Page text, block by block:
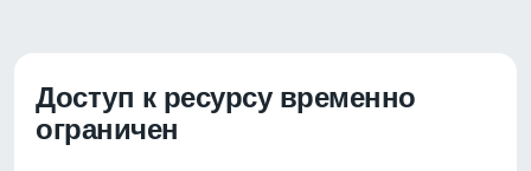
Доступ к ресурсу временно
ограничен